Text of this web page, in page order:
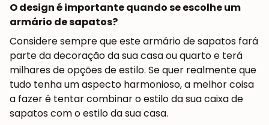
O design é importante quando se escolhe um
armário de sapatos?
Considere sempre que este armário de sapatos fará
parte da decoração da sua casa ou quarto e terá
milhares de opções de estilo. Se quer realmente que
tudo tenha um aspecto harmonioso, a melhor coisa
a fazer é tentar combinar o estilo da sua caixa de
sapatos com o estilo da sua casa.